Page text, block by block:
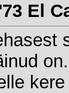
El
on.